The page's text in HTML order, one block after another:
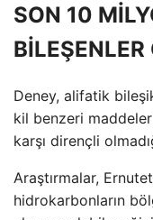
SON 10
Deney, alifatik
kil benzeri
karşı dirençli
Araştırmalar,
hidrokarbonların